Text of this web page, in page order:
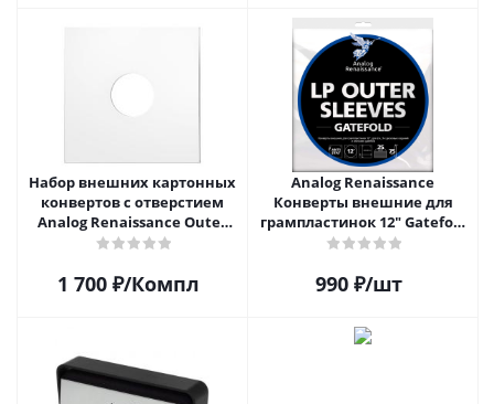
Набор внешних картонных
конвертов с отверстием
Analog Renaissance Оuter
Carton Jacket, 10шт, AR-
1 700 ₽/Компл
Analog Renaissance
Конверты внешние для
грампластинок 12" Gatefold
(25 шт)
990 ₽/шт